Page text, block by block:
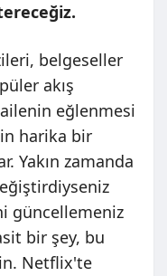
belgeseller
akış
eğlenmesi
harika bir
Yakın zamanda
güncellemeniz
bir şey, bu
Netflix'te